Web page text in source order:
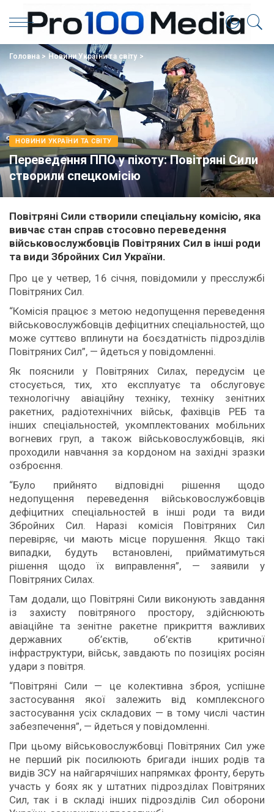
Головна> Новини України та світу >
НОВИНИ УКРАЇНИ ТА СВІТУ
Переведення ППО у піхоту: Повітряні Сили
створили спецкомісію
Повітряні Сили створили спеціальну комісію, яка
вивчає стан справ стосовно переведення
військовослужбовців Повітряних Сил в інші роди
та види Збройних Сил України.
Про це у четвер, 16 січня, повідомили у пресслужбі
Повітряних Сил.
“Комісія працює з метою недопущення переведення
військовослужбовців дефіцитних спеціальностей, що
може суттєво вплинути на боєздатність підрозділів
Повітряних Сил”, — йдеться у повідомленні.
Як пояснили у Повітряних Силах, передусім це
стосується, тих, хто експлуатує та обслуговує
технологічну авіаційну техніку, техніку зенітних
ракетних, радіотехнічних військ, фахівців РЕБ та
інших спеціальностей, укомплектованих мобільних
вогневих груп, а також військовослужбовців, які
проходили навчання за кордоном на західні зразки
озброєння.
“Було прийнято відповідні рішення щодо
недопущення переведення військовослужбовців
дефіцитних спеціальностей в інші роди та види
Збройних Сил. Наразі комісія Повітряних Сил
перевіряє, чи мають місце порушення. Якщо такі
випадки, будуть встановлені, прийматимуться
рішення щодо їх виправлення”, — заявили у
Повітряних Силах.
Там додали, що Повітряні Сили виконують завдання
із захисту повітряного простору, здійснюють
авіаційне та зенітне ракетне прикриття важливих
державних об’єктів, об’єктів критичної
інфраструктури, військ, завдають по позиціях росіян
удари з повітря.
“Повітряні Сили — це колективна зброя, успішне
застосування якої залежить від комплексного
застосування усіх складових — в тому числі частин
забезпечення”, — йдеться у повідомленні.
При цьому військовослужбовці Повітряних Сил уже
не перший рік посилюють бригади інших родів та
видів ЗСУ на найгарячіших напрямках фронту, беруть
участь у боях як у штатних підрозділах Повітряних
Сил, так і в складі інших підрозділів Сил оборони